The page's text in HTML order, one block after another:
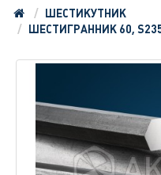
ШЕСТИКУТНИК
ШЕСТИГРАННИК 60,